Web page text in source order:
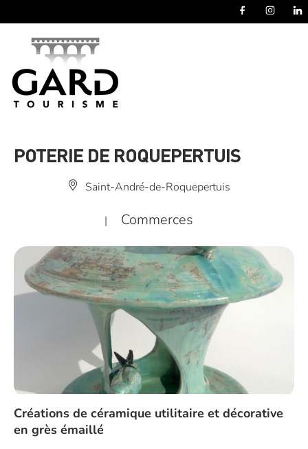
POTERIE DE ROQUEPERTUIS
Saint-André-de-Roquepertuis
| Commerces
Créations de céramique utilitaire et décorative
en grès émaillé